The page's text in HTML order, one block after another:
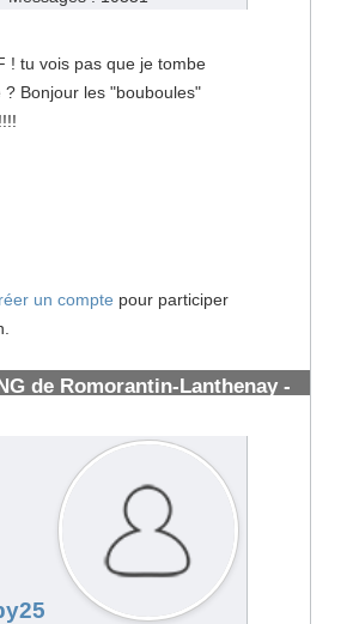
! tu vois pas que je tombe
Bonjour les "bouboules"
un compte pour participer
de Romorantin-Lanthenay -